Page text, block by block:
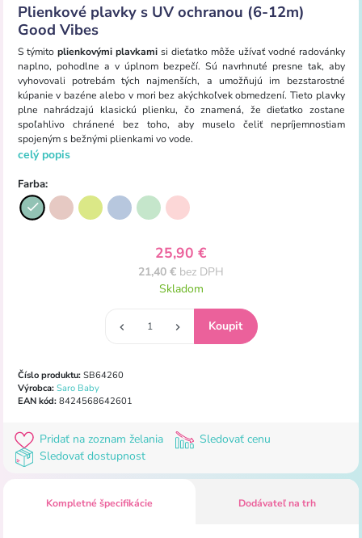
Plienkové plavky s UV ochranou (6-12m)
Good Vibes
S týmitoplienkovými plavkami si dieťatko môže užívať vodné radovánky
naplno, pohodlne a v úplnom bezpečí. Sú navrhnuté presne tak, aby
vyhovovali potrebám tých najmenších, a umožňujú im bezstarostné
kúpanie v bazéne alebo v mori bez akýchkoľvek obmedzení. Tieto plavky
plne nahrádzajú klasickú plienku, čo znamená, že dieťatko zostane
spoľahlivo chránené bez toho, aby muselo čeliť nepríjemnostiam
spojeným s bežnými plienkami vo vode.
celý popis
Farba:
25,90 €
21,40 € bez DPH
Skladom
Číslo produktu:SB64260
Výrobca: Saro Baby
EAN kód:8424568642601
Pridať na zoznam želania
Sledovať cenu
Sledovať dostupnost
Kompletné špecifikácie Dodávateľ na trh